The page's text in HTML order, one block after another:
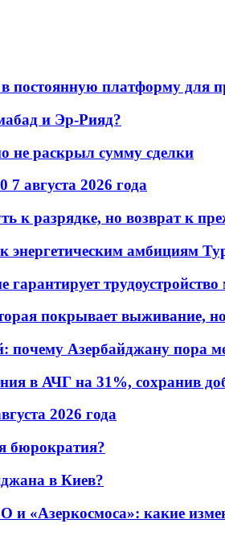
платформу для
и Эр-Рияд?
не раскрыл сумму сделки
7 августа 2026 года
к разрядке, но возврат к
энергетическим амбициям
покрывает выживание,
почему Азербайджану пора
в АЧГ на 31%, сохранив
2026 года
бюрократия?
в Киев?
«Азеркосмоса»: какие